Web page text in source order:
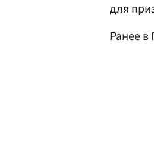
для
Ранее в